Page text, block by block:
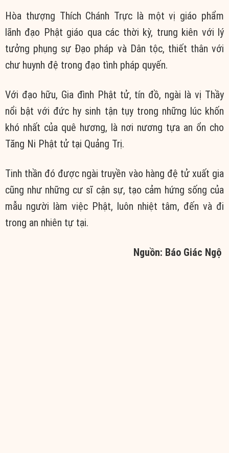
Hòa thượng Thích Chánh Trực là một vị giáo phẩm
lãnh đạo Phật giáo qua các thời kỳ, trung kiên với lý
tưởng phụng sự Đạo pháp và Dân tộc, thiết thân với
chư huynh đệ trong đạo tình pháp quyến.
Với đạo hữu, Gia đình Phật tử, tín đồ, ngài là vị Thầy
nổi bật với đức hy sinh tận tụy trong những lúc khốn
khó nhất của quê hương, là nơi nương tựa an ổn cho
Tăng Ni Phật tử tại Quảng Trị.
Tinh thần đó được ngài truyền vào hàng đệ tử xuất gia
cũng như những cư sĩ cận sự, tạo cảm hứng sống của
mẫu người làm việc Phật, luôn nhiệt tâm, đến và đi
trong an nhiên tự tại.
Nguồn: Báo Giác Ngộ